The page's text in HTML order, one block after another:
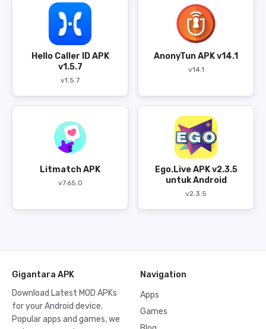
Hello Caller ID APK
v1.5.7
v1.5.7
AnonyTun APK v14.1
v14.1
Litmatch APK
v7.65.0
Ego.Live APK v2.3.5
untuk Android
v2.3.5
Gigantara APK
Download Latest MOD APKs
for your Android device.
Popular apps and games, we
Navigation
Apps
Games